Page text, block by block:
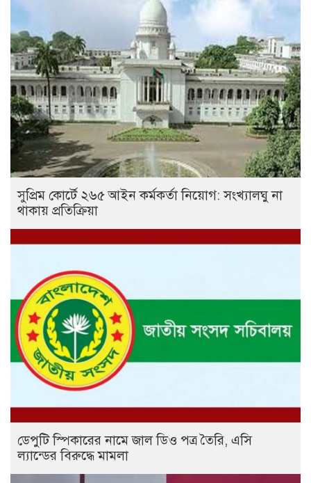
সুপ্রিম কোর্টে ২৬৫ আইন কর্মকর্তা নিয়োগ: সংখ্যালঘু না
থাকায় প্রতিক্রিয়া
ডেপুটি স্পিকারের নামে জাল ডিও পত্র তৈরি, এসি
ল্যান্ডের বিরুদ্ধে মামলা